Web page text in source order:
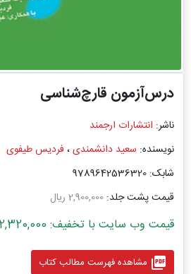
درس‌آزمون قارچ‌شناسی
ناشر: انتشارات ارجمند
نویسنده: سعید دانشمندی، فردیس طیفوی
شابک: 9789642536320
قیمت پشت جلد: 2,900,000 ریال
قیمت وب سایت با تخفیف: 2,320,000 ریال
picture_as_pdf مشاهده فهرست مطالب کتاب